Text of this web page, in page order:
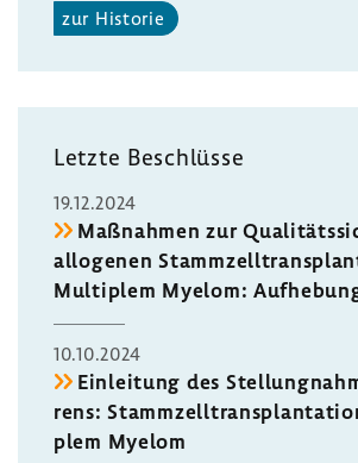
zur Historie
Letzte Beschlüsse
19.12.2024
Maßnahmen zur
allo­genen
Multi­plem Myelom:
10.10.2024
Einlei­tung des
rens:
plem Myelom